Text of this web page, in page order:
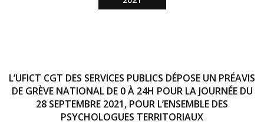
L’UFICT CGT DES SERVICES PUBLICS DÉPOSE UN PRÉAVIS
DE GRÈVE NATIONAL DE 0 À 24H POUR LA JOURNÉE DU
28 SEPTEMBRE 2021, POUR L’ENSEMBLE DES
PSYCHOLOGUES TERRITORIAUX